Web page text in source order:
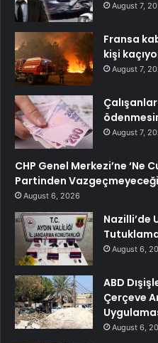
August 7,
Fransa
kişi
August 7,
August 7,
CHP Genel Merkezi’ne ‘Ne
Partinden
August 6, 2026
Nazilli’de
August 6,
ABD
Çerçeve
August 6,